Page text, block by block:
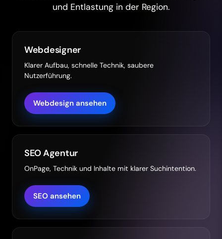
und Entlastung in der Region.
Webdesigner
Klarer Aufbau, schnelle Technik, saubere
Nutzerführung.
Webdesign ansehen
SEO Agentur
OnPage, Technik und Inhalte mit klarer Suchintention.
SEO ansehen